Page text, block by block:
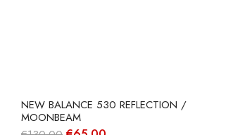
NEW BALANCE 530 REFLECTION /
MOONBEAM